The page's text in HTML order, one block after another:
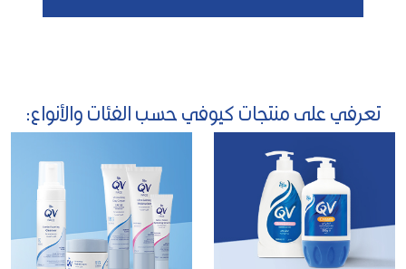
تعرفي على منتجات كيوفي حسب الفئات والأنواع: